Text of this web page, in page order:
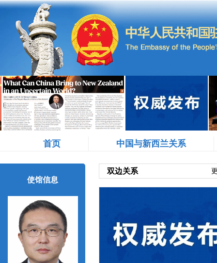
首页 中国与新西兰关系
使馆信息
双边关系